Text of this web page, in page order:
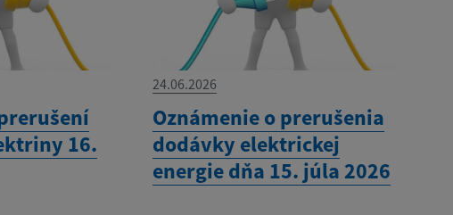
16.
24.06.2026
Oznámenie o prerušenia
dodávky elektrickej
energie dňa 15. júla 2026